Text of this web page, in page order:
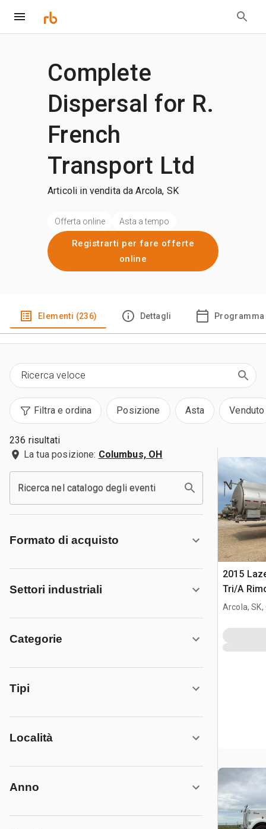
Complete
Dispersal for R.
French
Transport Ltd
Articoli in vendita da Arcola, SK
Offerta online Asta a tempo
Registrarti per fare offerte
online
Elementi (236) Dettagli
Filtra e ordina Posizione Asta Venduto
236 risultati
La tua posizione: Columbus, OH
Ricerca nel catalogo degli eventi
Formato di acquisto
Settori industriali
Categorie
Tipi
Località
Anno
2015
Tri/A
Arcola, SK,